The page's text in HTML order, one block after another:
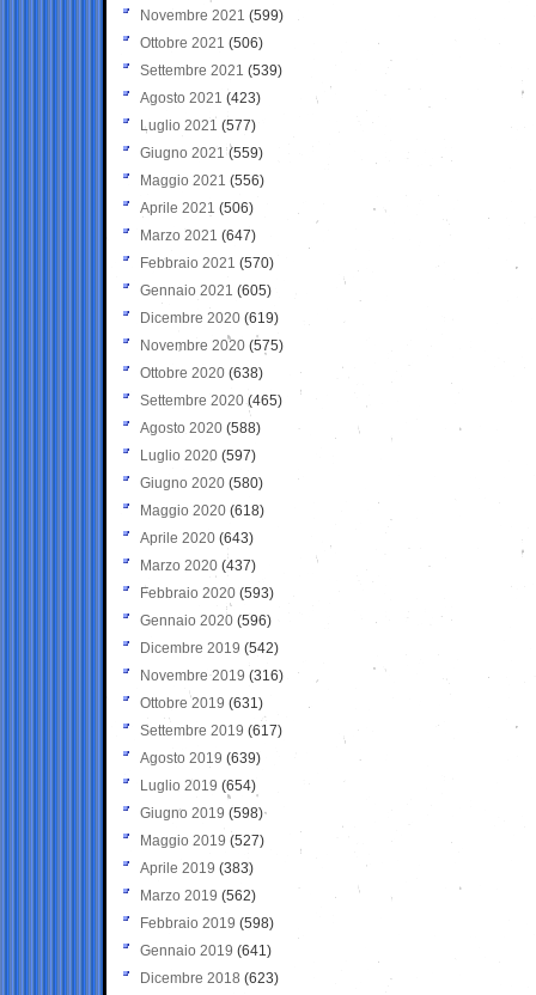
Novembre 2021 (599)
Ottobre 2021 (506)
Settembre 2021 (539)
Agosto 2021 (423)
Luglio 2021 (577)
Giugno 2021(559)
Maggio 2021 (556)
Aprile 2021 (506)
Marzo 2021 (647)
Febbraio 2021 (570)
Gennaio 2021 (605)
Dicembre 2020 (619)
Novembre 2020 (575)
Ottobre 2020 (638)
Settembre 2020(465)
Agosto 2020 (588)
Luglio 2020 (597)
Giugno 2020 (580)
Maggio 2020 (618)
Aprile 2020 (643)
Marzo 2020 (437)
Febbraio 2020 (593)
Gennaio 2020 (596)
Dicembre 2019 (542)
Novembre 2019 (316)
Ottobre 2019 (631)
Settembre 2019 (617)
Agosto 2019 (639)
Luglio 2019 (654)
Giugno 2019 (598)
Maggio 2019 (527)
Aprile 2019 (383)
Marzo 2019 (562)
Febbraio 2019 (598)
Gennaio 2019 (641)
Dicembre 2018 (623)